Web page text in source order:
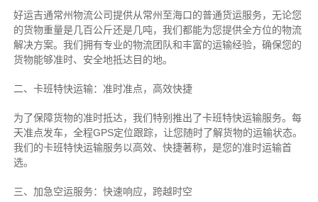
好运吉通常州物流公司提供从常州至海口的普通货运服务，无论您
的货物重量是几百公斤还是几吨，我们都能为您提供全方位的物流
解决方案。我们拥有专业的物流团队和丰富的运输经验，确保您的
货物能够准时、安全地抵达目的地。
二、卡班特快运输：准时准点，高效快捷
为了保障货物的准时抵达，我们特别推出了卡班特快运输服务。每
天准点发车，全程GPS定位跟踪，让您随时了解货物的运输状态。
我们的卡班特快运输服务以高效、快捷著称，是您的准时运输首
选。
三、加急空运服务：快速响应，跨越时空